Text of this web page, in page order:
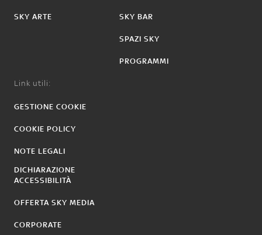
SKY ARTE SKY BAR
SPAZI SKY
PROGRAMMI
Link utili:
GESTIONE COOKIE
COOKIE POLICY
NOTE LEGALI
DICHIARAZIONE
ACCESSIBILITÀ
OFFERTA SKY MEDIA
CORPORATE